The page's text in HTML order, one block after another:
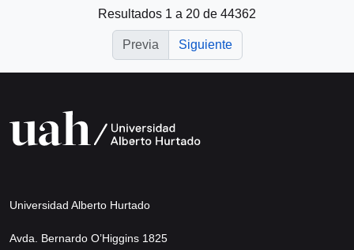
Resultados 1 a 20 de 44362
Previa Siguiente
Universidad Alberto Hurtado
Avda. Bernardo O’Higgins 1825